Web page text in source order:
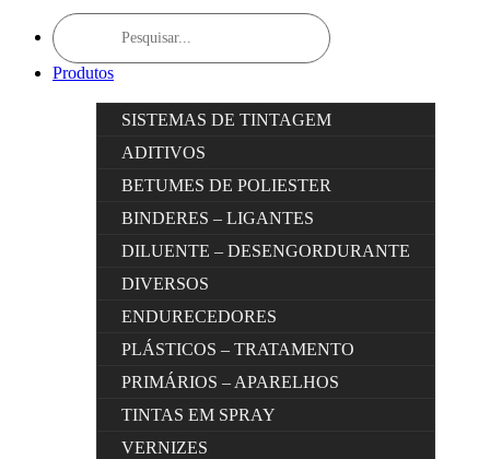
Products
search
Produtos
SISTEMAS DE TINTAGEM
ADITIVOS
BETUMES DE POLIESTER
BINDERES – LIGANTES
DILUENTE – DESENGORDURANTE
DIVERSOS
ENDURECEDORES
PLÁSTICOS – TRATAMENTO
PRIMÁRIOS – APARELHOS
TINTAS EM SPRAY
VERNIZES